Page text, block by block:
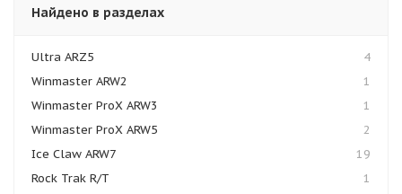
Найдено в разделах
Ultra ARZ5
4
Winmaster ARW2
1
Winmaster ProX ARW3
1
Winmaster ProX ARW5
2
Ice Claw ARW7
19
Rock Trak R/T
1